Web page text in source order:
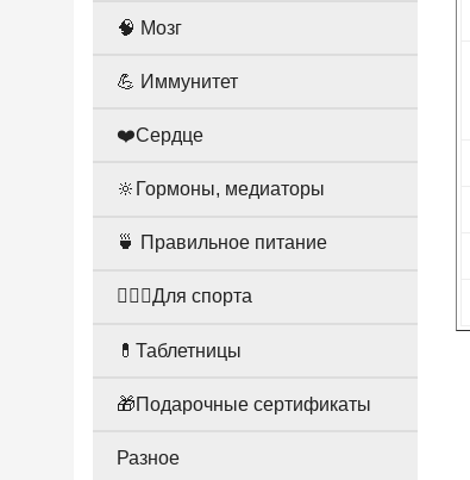
🧠 Мозг
💪 Иммунитет
❤️Сердце
🔆Гормоны, медиаторы
🍵 Правильное питание
🤸🏻‍♀️Для спорта
💊Таблетницы
🎁Подарочные сертификаты
Разное